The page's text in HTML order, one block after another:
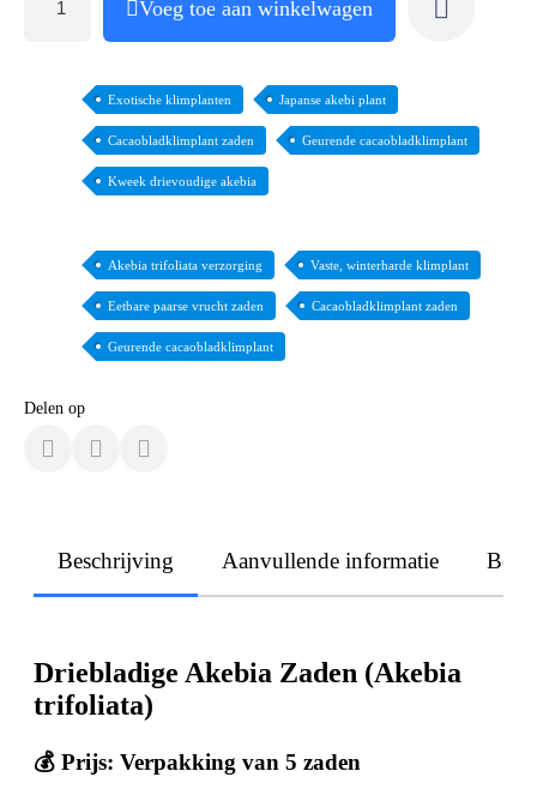
Voeg toe aan winkelwagen
Exotische klimplanten Japanse akebi plant
Cacaobladklimplant zaden Geurende cacaobladklimplant
Kweek drievoudige akebia
Akebia trifoliata verzorging Vaste, winterharde klimplant
Eetbare paarse vrucht zaden Cacaobladklimplant zaden
Geurende cacaobladklimplant
Delen op
Beschrijving Aanvullende informatie
Driebladige Akebia Zaden (Akebia
trifoliata)
💰 Prijs: Verpakking van 5 zaden